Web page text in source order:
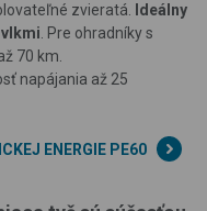
zvieratá.
Ideálny
. Pre ohradníky s
70 km.
napájania až 25
ENERGIE PE60